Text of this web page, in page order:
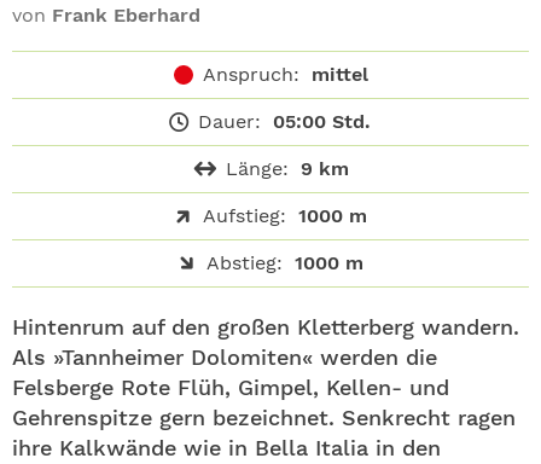
von Frank Eberhard
Anspruch: mittel
Dauer: 05:00 Std.
Länge: 9 km
Aufstieg: 1000 m
Abstieg: 1000 m
Hintenrum auf den großen Kletterberg wandern.
Als »Tannheimer Dolomiten« werden die
Felsberge Rote Flüh, Gimpel, Kellen- und
Gehrenspitze gern bezeichnet. Senkrecht ragen
ihre Kalkwände wie in Bella Italia in den
SHOP